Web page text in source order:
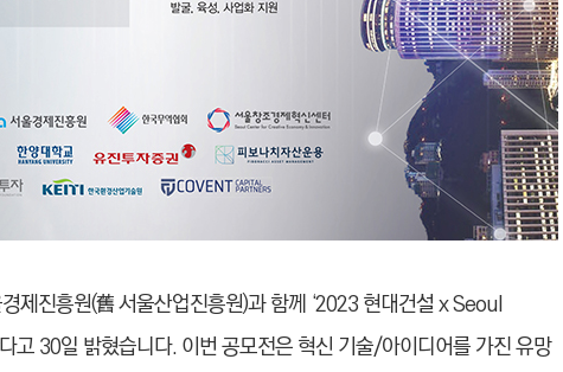
제진흥원(舊 서울산업진흥원)과 함께 ‘2023 현대건설 x Seoul
고 30일 밝혔습니다.이번 공모전은 혁신 기술/아이디어를 가진 유망